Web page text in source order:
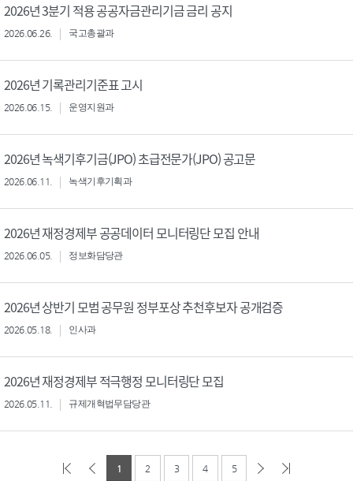
2026년 3분기 적용 공공자금관리기금 금리 공지
2026.06.26. 국고총괄과
2026년 기록관리기준표 고시
2026.06.15. 운영지원과
2026년 녹색기후기금(JPO) 초급전문가(JPO) 공고문
2026.06.11. 녹색기후기획과
2026년 재정경제부 공공데이터 모니터링단 모집 안내
2026.06.05. 정보화담당관
2026년 상반기 모범 공무원 정부포상 추천후보자 공개검증
2026.05.18. 인사과
2026년 재정경제부 적극행정 모니터링단 모집
2026.05.11. 규제개혁법무담당관
1 2 3 4 5